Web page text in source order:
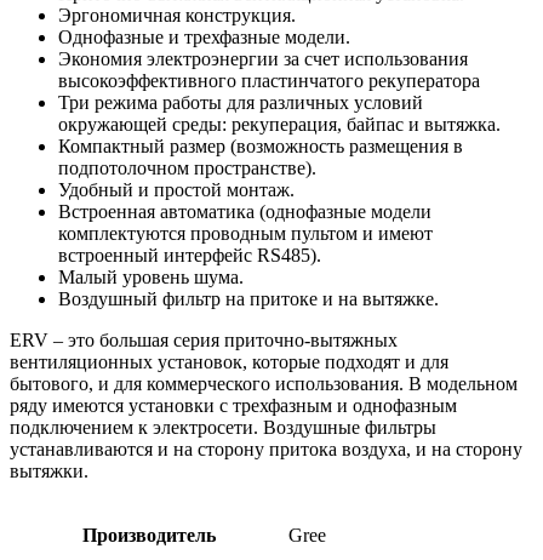
Эргономичная конструкция.
Однофазные и трехфазные модели.
Экономия электроэнергии за счет использования
высокоэффективного пластинчатого рекуператора
Три режима работы для различных условий
окружающей среды: рекуперация, байпас и вытяжка.
Компактный размер (возможность размещения в
подпотолочном пространстве).
Удобный и простой монтаж.
Встроенная автоматика (однофазные модели
комплектуются проводным пультом и имеют
встроенный интерфейс RS485).
Малый уровень шума.
Воздушный фильтр на притоке и на вытяжке.
ERV – это большая серия приточно-вытяжных
вентиляционных установок, которые подходят и для
бытового, и для коммерческого использования. В модельном
ряду имеются установки с трехфазным и однофазным
подключением к электросети. Воздушные фильтры
устанавливаются и на сторону притока воздуха, и на сторону
вытяжки.
Производитель Gree